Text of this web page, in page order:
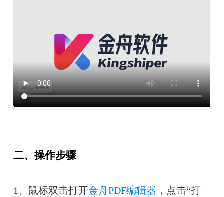
二、操作步骤
1、鼠标双击打开金舟PDF编辑器 ，点击“打